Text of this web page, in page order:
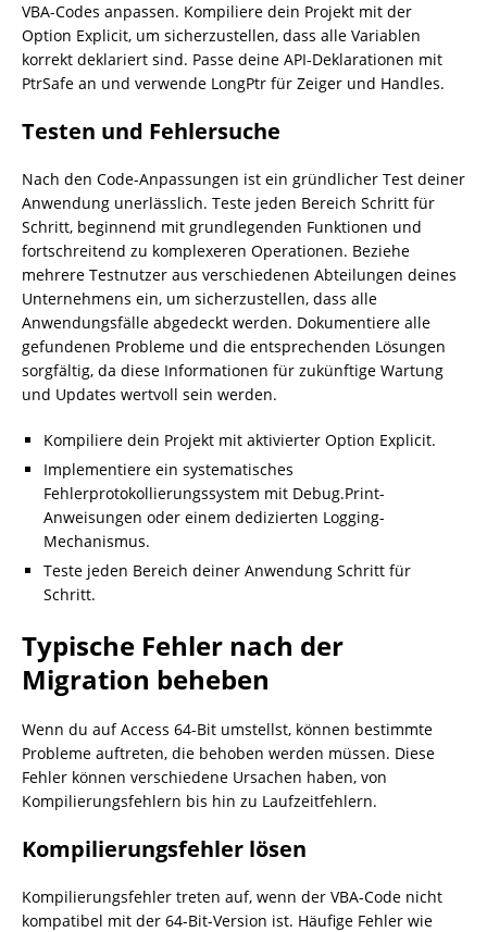
VBA-Codes anpassen. Kompiliere dein Projekt mit der
Option Explicit, um sicherzustellen, dass alle Variablen
korrekt deklariert sind. Passe deine API-Deklarationen mit
PtrSafe an und verwende LongPtr für Zeiger und Handles.
Testen und Fehlersuche
Nach den Code-Anpassungen ist ein gründlicher Test deiner
Anwendung unerlässlich. Teste jeden Bereich Schritt für
Schritt, beginnend mit grundlegenden Funktionen und
fortschreitend zu komplexeren Operationen. Beziehe
mehrere Testnutzer aus verschiedenen Abteilungen deines
Unternehmens ein, um sicherzustellen, dass alle
Anwendungsfälle abgedeckt werden. Dokumentiere alle
gefundenen Probleme und die entsprechenden Lösungen
sorgfältig, da diese Informationen für zukünftige Wartung
und Updates wertvoll sein werden.
Kompiliere dein Projekt mit aktivierter Option Explicit.
Implementiere ein systematisches
Fehlerprotokollierungssystem mit Debug.Print-
Anweisungen oder einem dedizierten Logging-
Mechanismus.
Teste jeden Bereich deiner Anwendung Schritt für
Schritt.
Typische Fehler nach der
Migration beheben
Wenn du auf Access 64-Bit umstellst, können bestimmte
Probleme auftreten, die behoben werden müssen. Diese
Fehler können verschiedene Ursachen haben, von
Kompilierungsfehlern bis hin zu Laufzeitfehlern.
Kompilierungsfehler lösen
Kompilierungsfehler treten auf, wenn der VBA-Code nicht
kompatibel mit der 64-Bit-Version ist. Häufige Fehler wie